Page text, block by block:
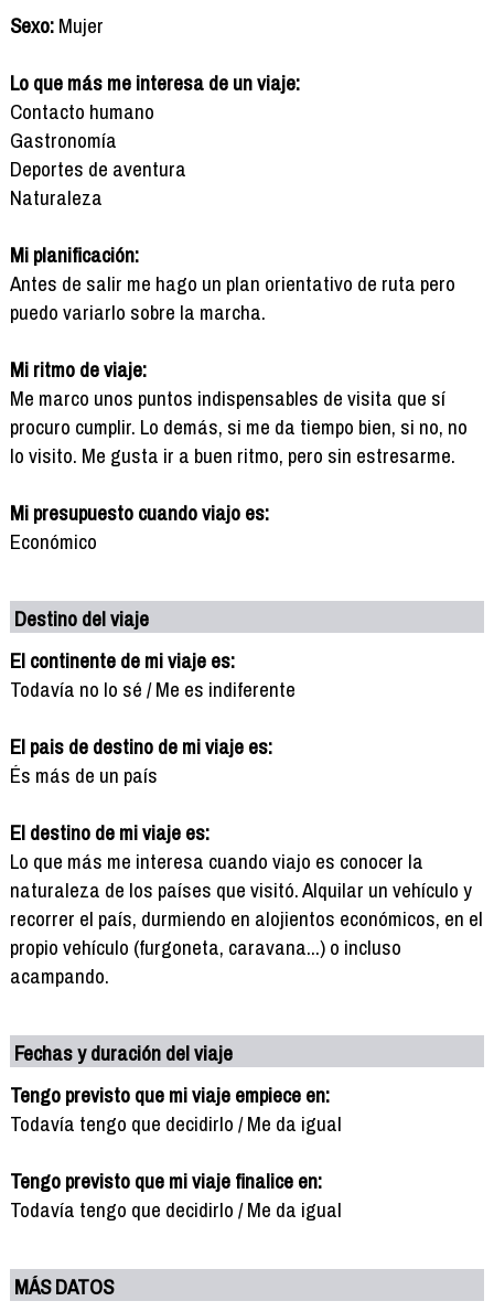
Sexo:Mujer
Lo que más me interesa de un viaje:
Contacto humano
Gastronomía
Deportes de aventura
Naturaleza
Mi planificación:
Antes de salir me hago un plan orientativo de ruta pero
puedo variarlo sobre la marcha.
Mi ritmo de viaje:
Me marco unos puntos indispensables de visita que sí
procuro cumplir. Lo demás, si me da tiempo bien, si no, no
lo visito. Me gusta ir a buen ritmo, pero sin estresarme.
Mi presupuesto cuando viajo es:
Económico
Destino del viaje
El continente de mi viaje es:
Todavía no lo sé / Me es indiferente
El pais de destino de mi viaje es:
És más de un país
El destino de mi viaje es:
Lo que más me interesa cuando viajo es conocer la
naturaleza de los países que visitó. Alquilar un vehículo y
recorrer el país, durmiendo en alojientos económicos, en el
propio vehículo (furgoneta, caravana...) o incluso
acampando.
Fechas y duración del viaje
Tengo previsto que mi viaje empiece en:
Todavía tengo que decidirlo / Me da igual
Tengo previsto que mi viaje finalice en:
Todavía tengo que decidirlo / Me da igual
MÁS DATOS